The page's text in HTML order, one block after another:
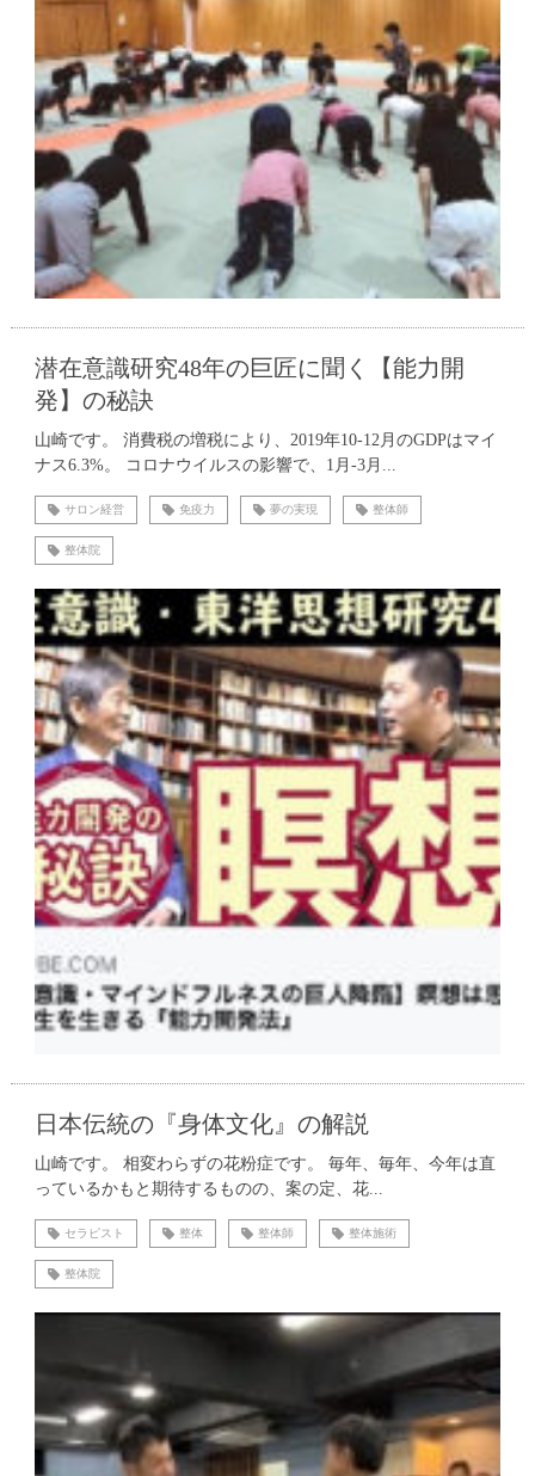
潜在意識研究48年の巨匠に聞く【能力開
発】の秘訣
山崎です。 消費税の増税により、2019年10-12月のGDPはマイ
ナス6.3%。 コロナウイルスの影響で、1月-3月...
サロン経営 免疫力 夢の実現 整体師
整体院
日本伝統の『身体文化』の解説
山崎です。 相変わらずの花粉症です。 毎年、毎年、今年は直
っているかもと期待するものの、案の定、花...
セラピスト 整体 整体師 整体施術
整体院